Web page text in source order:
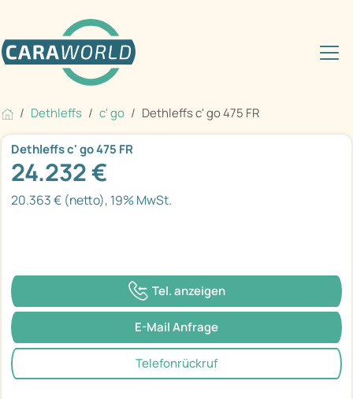
Dethleffs c' go Dethleffs c' go 475 FR
Dethleffs c' go 475 FR
24.232 €
20.363 € (netto), 19% MwSt.
Tel. anzeigen
E-Mail Anfrage
Telefonrückruf